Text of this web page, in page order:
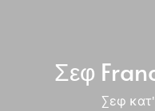
Σεφ
Σεφ